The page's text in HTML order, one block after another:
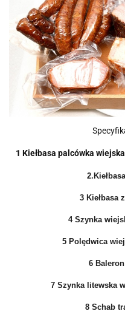
1 Kiełbasa palcówka
3 Kiełbasa
4 Szynka
5 Polędwica
6
7 Szynka litewska
8 Schab